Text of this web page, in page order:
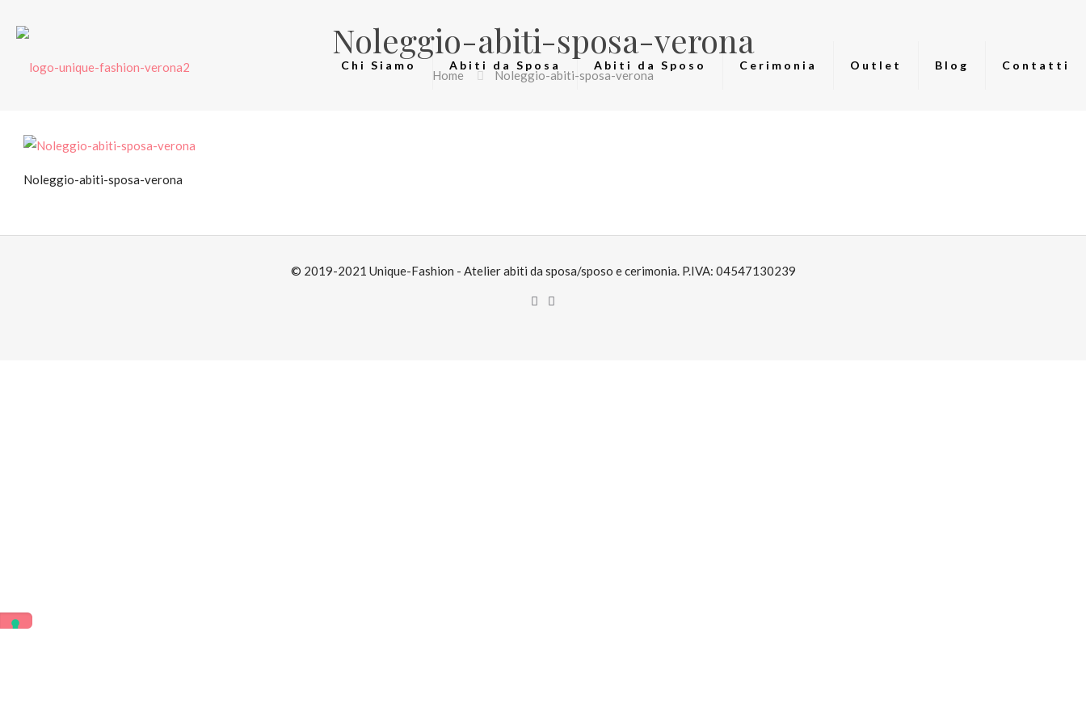
Chi Siamo Abiti da Sposa Abiti da Sposo Cerimonia Outlet Blog Contatti
Noleggio-abiti-sposa-verona
Home Noleggio-abiti-sposa-verona
Noleggio-abiti-sposa-verona
© 2019-2021 Unique-Fashion - Atelier abiti da sposa/sposo e cerimonia. P.IVA: 04547130239